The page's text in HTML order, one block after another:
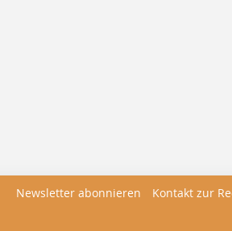
Newsletter abonnieren Kontakt zur